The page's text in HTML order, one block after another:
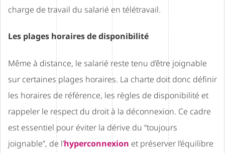
charge de travail du salarié en télétravail.
Les plages horaires de disponibilité
Même à distance, le salarié reste tenu d’être joignable
sur certaines plages horaires. La charte doit donc définir
les horaires de référence, les règles de disponibilité et
rappeler le respect du droit à la déconnexion. Ce cadre
est essentiel pour éviter la dérive du “toujours
joignable”, de l’hyperconnexion et préserver l’équilibre